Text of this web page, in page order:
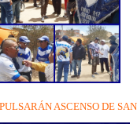
ASCENSO DE SAN